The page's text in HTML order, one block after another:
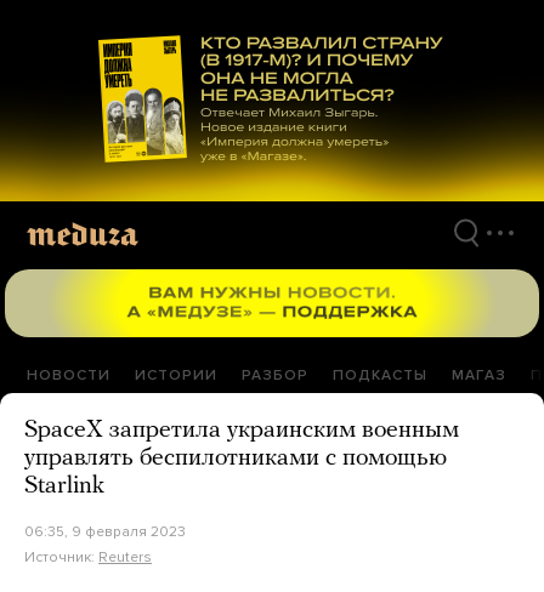
материалам
НОВОСТИ ИСТОРИИ РАЗБОР ПОДКАСТЫ МАГАЗ
SpaceX запретила украинским военным
управлять беспилотниками с помощью
Starlink
06:35, 9 февраля 2023
Источник: Reuters